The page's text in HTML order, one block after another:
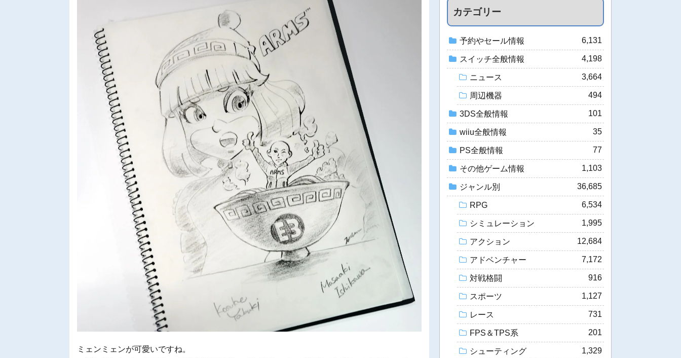
ミェンミェンが可愛いですね。
カテゴリー
予約やセール情報 6,131
スイッチ全般情報 4,198
ニュース 3,664
周辺機器 494
3DS全般情報 101
wiiu全般情報 35
PS全般情報 77
その他ゲーム情報 1,103
ジャンル別 36,685
RPG 6,534
シミュレーション 1,995
アクション 12,684
アドベンチャー 7,172
対戦格闘 916
スポーツ 1,127
レース 731
FPS＆TPS系 201
シューティング 1,329